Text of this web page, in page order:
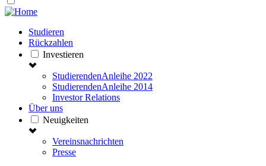
Studieren
Rückzahlen
Investieren
StudierendenAnleihe 2022
StudierendenAnleihe 2014
Investor Relations
Über uns
Neuigkeiten
Vereinsnachrichten
Presse